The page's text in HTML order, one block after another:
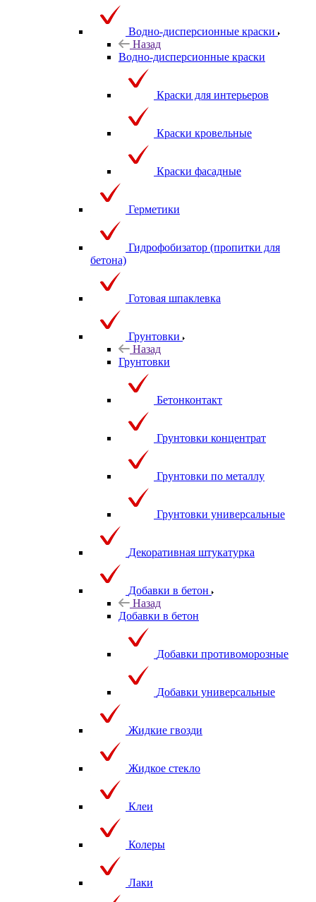
Водно-дисперсионные краски
Назад
Водно-дисперсионные краски
Краски для интерьеров
Краски кровельные
Краски фасадные
Герметики
Гидрофобизатор (пропитки для
бетона)
Готовая шпаклевка
Грунтовки
Назад
Грунтовки
Бетонконтакт
Грунтовки концентрат
Грунтовки по металлу
Грунтовки универсальные
Декоративная штукатурка
Добавки в бетон
Назад
Добавки в бетон
Добавки противоморозные
Добавки универсальные
Жидкие гвозди
Жидкое стекло
Клеи
Колеры
Лаки